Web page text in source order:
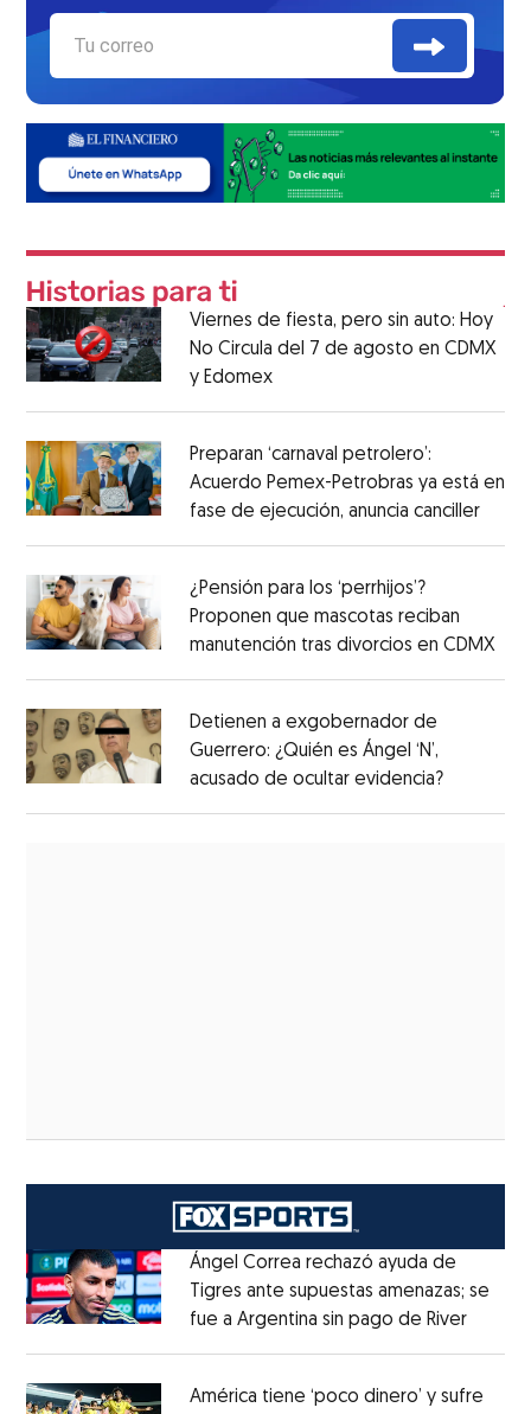
Viernes de fiesta, pero sin auto: Hoy
No Circula del 7 de agosto en CDMX
y Edomex
Preparan ‘carnaval petrolero’:
Acuerdo Pemex-Petrobras ya está en
fase de ejecución, anuncia canciller
¿Pensión para los ‘perrhijos’?
Proponen que mascotas reciban
manutención tras divorcios en CDMX
Detienen a exgobernador de
Guerrero: ¿Quién es Ángel ‘N’,
acusado de ocultar evidencia?
Ángel Correa rechazó ayuda de
Tigres ante supuestas amenazas; se
fue a Argentina sin pago de RiverOpens
América tiene ‘poco dinero’ y sufre